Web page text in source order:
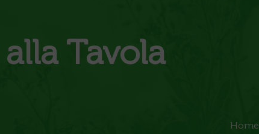
Tavola
Home